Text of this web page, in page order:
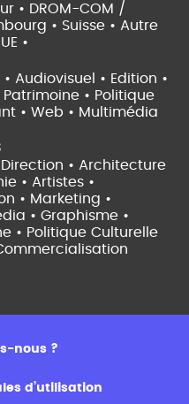
• DROM-COM /
• Suisse • Autre
•
Audiovisuel • Edition •
Patrimoine • Politique
• Web • Multimédia
• Architecture
• Artistes •
• Marketing •
• Graphisme •
• Politique Culturelle
nous ?
d’utilisation